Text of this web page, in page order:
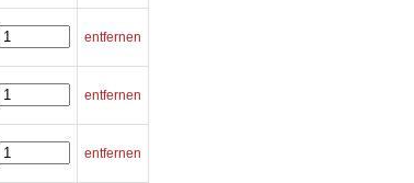
entfernen
entfernen
entfernen